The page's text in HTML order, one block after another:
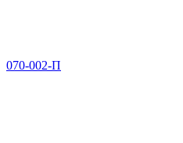
070-002-П